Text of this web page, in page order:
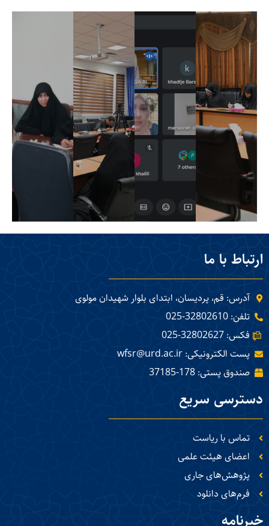
ارتباط با ما
آدرس: قم، پردیسان، ابتدای بلوار شهیدان مولوی
تلفن: 32802610-025
فکس: 32802627-025
پست الکترونیکی: wfsr@urd.ac.ir
صندوق پستی: 178-37185
دسترسی سریع
تماس با ریاست
اعضای هیئت علمی
پژوهش‌های جاری
فرم‌های دانلود
خبرنامه